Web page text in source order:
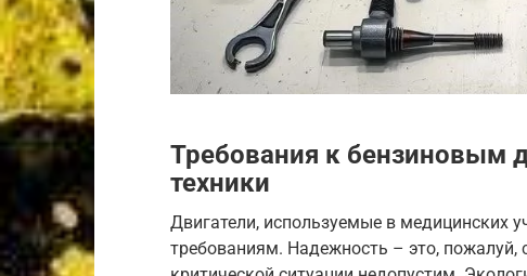
Требования к бензиновым
техники
Двигатели, используемые в медицинских
требованиям. Надежность – это, пожалуй,